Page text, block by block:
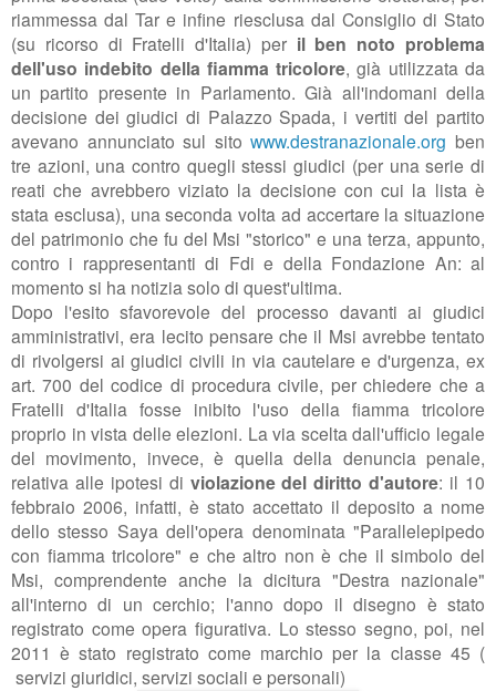
riammessa dal Tar e infine riesclusa dal Consiglio di Stato
(su ricorso di Fratelli d'Italia) per il ben noto problema
dell'uso indebito della fiamma tricolore, già utilizzata da
un partito presente in Parlamento. Già all'indomani della
decisione dei giudici di Palazzo Spada, i vertiti del partito
avevano annunciato sul sitowww.destranazionale.org ben
tre azioni, una contro quegli stessi giudici (per una serie di
reati che avrebbero viziato la decisione con cui la lista è
stata esclusa), una seconda volta ad accertare la situazione
del patrimonio che fu del Msi "storico" e una terza, appunto,
contro i rappresentanti di Fdi e della Fondazione An: al
momento si ha notizia solo di quest'ultima.
Dopo l'esito sfavorevole del processo davanti ai giudici
amministrativi, era lecito pensare che il Msi avrebbe tentato
di rivolgersi ai giudici civili in via cautelare e d'urgenza, ex
art. 700 del codice di procedura civile, per chiedere che a
Fratelli d'Italia fosse inibito l'uso della fiamma tricolore
proprio in vista delle elezioni. La via scelta dall'ufficio legale
del movimento, invece, è quella della denuncia penale,
relativa alle ipotesi di violazione del diritto d'autore: il 10
febbraio 2006, infatti, è stato accettato il deposito a nome
dello stesso Saya dell'opera denominata "Parallelepipedo
con fiamma tricolore" e che altro non è che il simbolo del
Msi, comprendente anche la dicitura "Destra nazionale"
all'interno di un cerchio; l'anno dopo il disegno è stato
registrato come opera figurativa. Lo stesso segno, poi, nel
2011 è stato registrato come marchio per la classe 45 (
servizi giuridici, servizi sociali e personali)